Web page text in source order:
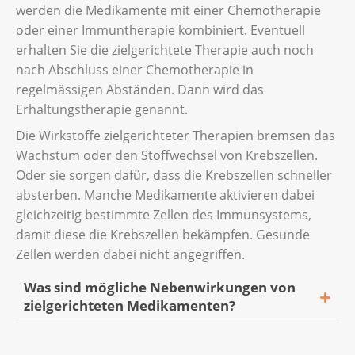
deren Nebenwirkungen.
Haut- und Nagelveränderungen,
Nervenschäden, die Sie zum Beispiel als
Kribbeln, Taubheit oder Schmerzen in
Händen und Füssen merken,
Haarausfall,
Ohrgeräusche (Tinnitus),
Schwerhörigkeit.
Viele dieser Nebenwirkungen sind
vorübergehend und können mit
Medikamenten gelindert werden. Ihr
Behandlungsteam wird Sie beraten. Einige
anhalten oder bleiben bestehen.
Häufige Nebenwirkungen bei einer
Immuntherapie gegen
Gebärmutterhalskrebs sind:
Müdigkeit und Erschöpfung,
Hautausschläge und Juckreiz,
Magen-Darm-Beschwerden (wie Übelkeit,
Durchfall oder eine Entzündung des
Dickdarms),
Appetitverlust,
Gelenkschmerzen,
Ihr Behandlungsteam wird Sie informieren,
werden die Medikamente mit einer Chemotherapie
oder einer Immuntherapie kombiniert. Eventuell
erhalten Sie die zielgerichtete Therapie auch noch
nach Abschluss einer Chemotherapie in
regelmässigen Abständen. Dann wird das
Erhaltungstherapie genannt.
Die Wirkstoffe zielgerichteter Therapien bremsen das
Wachstum oder den Stoffwechsel von Krebszellen.
Oder sie sorgen dafür, dass die Krebszellen schneller
absterben. Manche Medikamente aktivieren dabei
gleichzeitig bestimmte Zellen des Immunsystems,
damit diese die Krebszellen bekämpfen. Gesunde
Zellen werden dabei nicht angegriffen.
Was sind mögliche Nebenwirkungen von
zielgerichteten Medikamenten?